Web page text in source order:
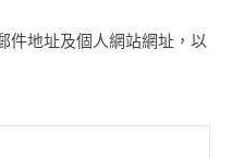
件地址及個人網站網址，以